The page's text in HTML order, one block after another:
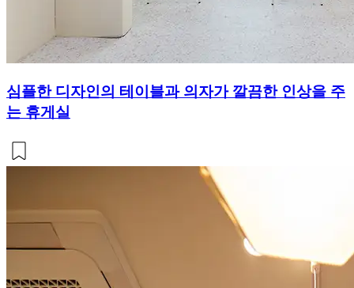
심플한 디자인의 테이블과 의자가 깔끔한 인상을 주
는 휴게실